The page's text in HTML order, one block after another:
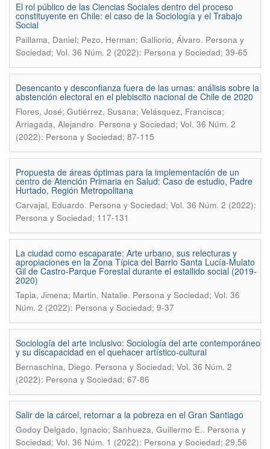
El rol público de las Ciencias Sociales dentro del proceso
constituyente en Chile: el caso de la Sociología y el Trabajo
Social
Paillama, Daniel; Pezo, Herman; Galliorio, Álvaro. Persona y
Sociedad; Vol. 36 Núm. 2 (2022): Persona y Sociedad; 39-65
Desencanto y desconfianza fuera de las urnas: análisis sobre la
abstención electoral en el plebiscito nacional de Chile de 2020
Flores, José; Gutiérrez, Susana; Velásquez, Francisca;
Arriagada, Alejandro. Persona y Sociedad; Vol. 36 Núm. 2
(2022): Persona y Sociedad; 87-115
Propuesta de áreas óptimas para la implementación de un
centro de Atención Primaria en Salud: Caso de estudio, Padre
Hurtado, Región Metropolitana
Carvajal, Eduardo. Persona y Sociedad; Vol. 36 Núm. 2 (2022):
Persona y Sociedad; 117-131
La ciudad como escaparate: Arte urbano, sus relecturas y
apropiaciones en la Zona Típica del Barrio Santa Lucía-Mulato
Gil de Castro-Parque Forestal durante el estallido social (2019-
2020)
Tapia, Jimena; Martin, Natalie. Persona y Sociedad; Vol. 36
Núm. 2 (2022): Persona y Sociedad; 9-37
Sociología del arte inclusivo: Sociología del arte contemporáneo
y su discapacidad en el quehacer artístico-cultural
Bernaschina, Diego. Persona y Sociedad; Vol. 36 Núm. 2
(2022): Persona y Sociedad; 67-86
Salir de la cárcel, retornar a la pobreza en el Gran Santiago
Godoy Delgado, Ignacio; Sanhueza, Guillermo E.. Persona y
Sociedad; Vol. 36 Núm. 1 (2022): Persona y Sociedad; 29,56